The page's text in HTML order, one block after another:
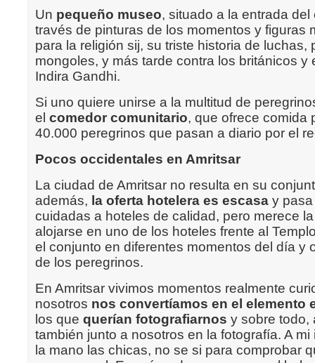
Un pequeño museo, situado a la entrada
través de pinturas de los momentos y figuras
para la religión sij, su triste historia de luchas,
mongoles, y más tarde contra los británicos y
Indira Gandhi.
Si uno quiere unirse a la multitud de
el comedor comunitario, que ofrece comida
40.000 peregrinos que pasan a diario por el
Pocos occidentales en Amritsar
La ciudad de Amritsar no resulta en su
además, la oferta hotelera es escasa y
cuidadas a hoteles de calidad, pero merece
alojarse en uno de los hoteles frente al
el conjunto en diferentes momentos del día y
de los peregrinos.
En Amritsar vivimos momentos realmente
nosotros nos convertíamos en el elemento
los que querían fotografiarnos y sobre todo,
también junto a nosotros en la fotografía. A
la mano las chicas, no se si para comprobar